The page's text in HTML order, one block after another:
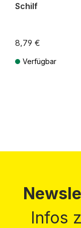
Schilf
8,79 €
Verfügbar
Infos